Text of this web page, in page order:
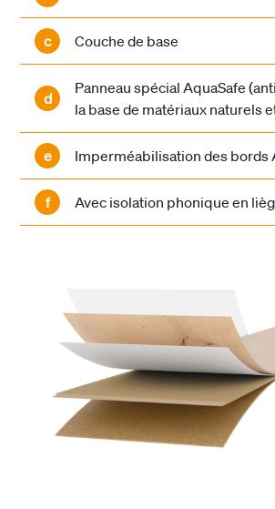
c Couche de base
d
Panneau spécial AquaSafe
la base de matériaux naturels
e Imperméabilisation des bords
f Avec isolation phonique en